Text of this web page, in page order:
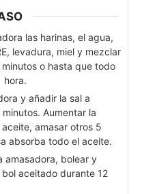
las harinas, el agua,
levadura, miel y mezclar
o hasta que todo
hora.
y añadir la sal a
Aumentar la
amasar otros 5
absorba todo el aceite.
amasadora, bolear y
aceitado durante 12